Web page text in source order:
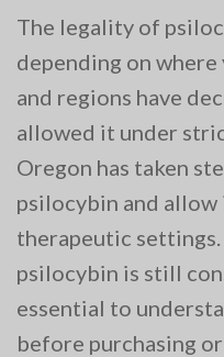
The legality of
depending on where
and regions have
allowed it under
Oregon has taken
psilocybin and allow
therapeutic settings.
psilocybin is still
essential to
before purchasing